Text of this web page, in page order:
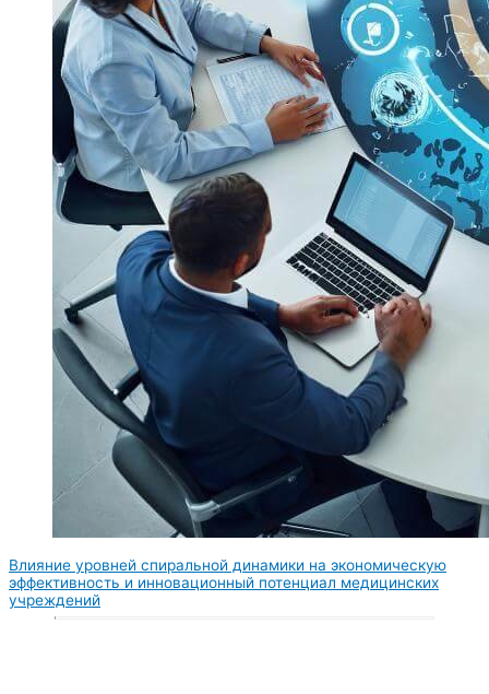
Влияние уровней спиральной динамики на экономическую
эффективность и инновационный потенциал медицинских
учреждений